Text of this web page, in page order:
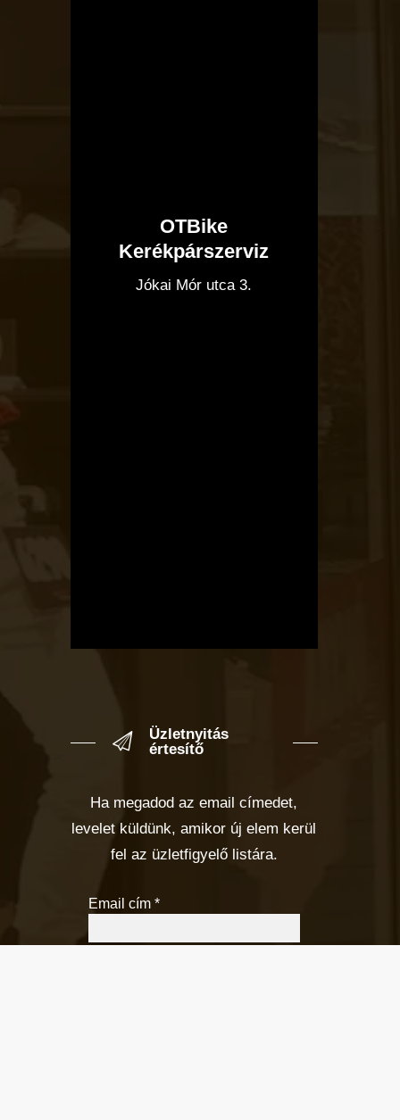
OTBike
Kerékpárszerviz
Jókai Mór utca 3.
Üzletnyitás
értesítő
Ha megadod az email címedet,
levelet küldünk, amikor új elem kerül
fel az üzletfigyelő listára.
Email cím *